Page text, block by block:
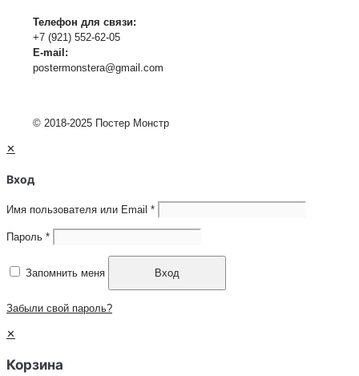
Телефон для связи:
+7 (921) 552-62-05
E-mail:
postermonstera@gmail.com
© 2018-2025 Постер Монстр
✕
Вход
Имя пользователя или Email *
Пароль *
Запомнить меня Вход
Забыли свой пароль?
✕
Корзина